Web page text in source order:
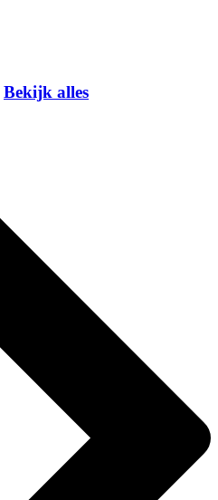
Bekijk alles